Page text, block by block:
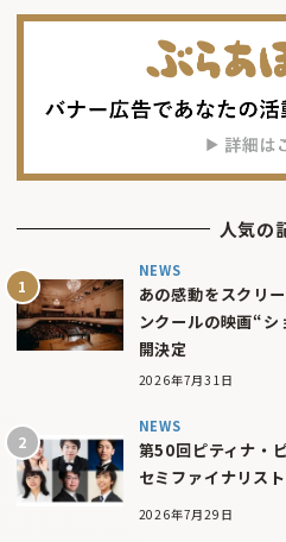
人気の
NEWS
あの感動をスクリ
ンクールの映画“
開決定
2026年7月31日
NEWS
第50回ピティナ・
セミファイナリス
2026年7月29日